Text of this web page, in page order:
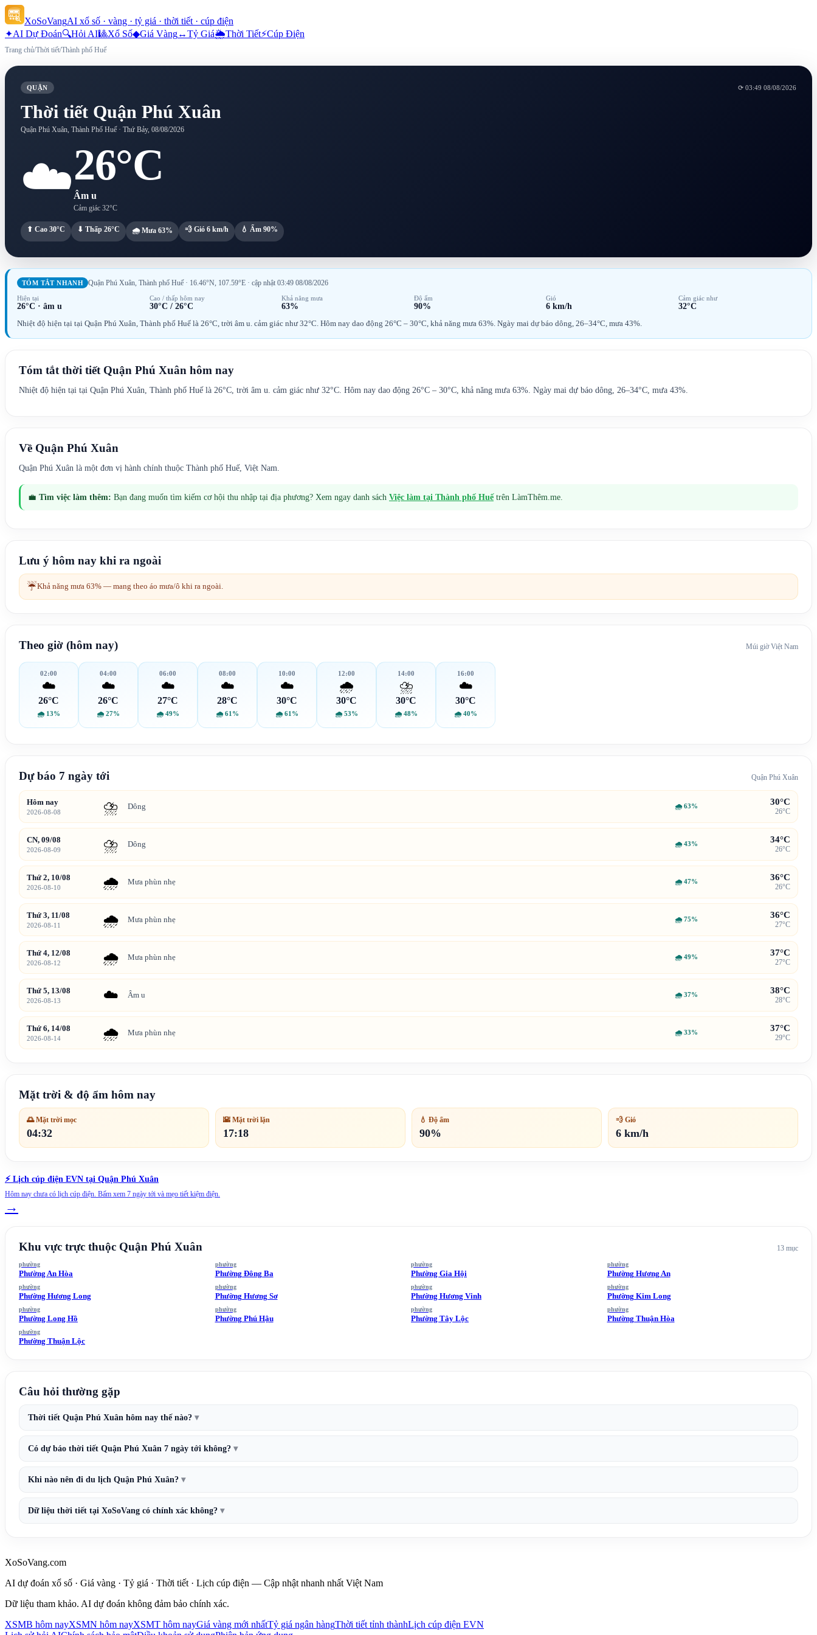
XoSoVangAI xổ số · vàng · tỷ giá · thời tiết · cúp điện
✦AI Dự Đoán🔍Hỏi AI🎱Xổ Số◆Giá Vàng↔Tỷ Giá🌦Thời Tiết⚡Cúp Điện
Trang chủ/Thời tiết/Thành phố Huế
QUẬN ⟳ 03:49 08/08/2026
Thời tiết Quận Phú Xuân
Quận Phú Xuân, Thành Phố Huế · Thứ Bảy, 08/08/2026
☁️26°C
Âm u
Cảm giác 32°C
⬆ Cao 30°C ⬇ Thấp 26°C 🌧 Mưa 63% 💨 Gió 6 km/h 💧 Ẩm 90%
TÓM TẮT NHANH Quận Phú Xuân, Thành phố Huế · 16.46°N, 107.59°E · cập nhật 03:49 08/08/2026
Hiện tại
26°C · âm u
Cao / thấp hôm nay
30°C / 26°C
Khả năng mưa
63%
Độ ẩm
90%
Gió
6 km/h
Cảm giác như
32°C
Nhiệt độ hiện tại tại Quận Phú Xuân, Thành phố Huế là 26°C, trời âm u. cảm giác như 32°C. Hôm nay dao động 26°C – 30°C, khả năng mưa 63%. Ngày mai dự báo dông, 26–34°C, mưa 43%.
Tóm tắt thời tiết Quận Phú Xuân hôm nay
Nhiệt độ hiện tại tại Quận Phú Xuân, Thành phố Huế là 26°C, trời âm u. cảm giác như 32°C. Hôm nay dao động 26°C – 30°C, khả năng mưa 63%. Ngày mai dự báo dông, 26–34°C, mưa 43%.
Về Quận Phú Xuân
Quận Phú Xuân là một đơn vị hành chính thuộc Thành phố Huế, Việt Nam.
💼 Tìm việc làm thêm: Bạn đang muốn tìm kiếm cơ hội thu nhập tại địa phương? Xem ngay danh sách Việc làm tại Thành phố Huế trên LàmThêm.me.
Lưu ý hôm nay khi ra ngoài
☔Khả năng mưa 63% — mang theo áo mưa/ô khi ra ngoài.
Theo giờ (hôm nay) Múi giờ Việt Nam
02:00
☁️
26°C
🌧 13%
04:00
☁️
26°C
🌧 27%
06:00
☁️
27°C
🌧 49%
08:00
☁️
28°C
🌧 61%
10:00
☁️
30°C
🌧 61%
12:00
🌧️
30°C
🌧 53%
14:00
⛈️
30°C
🌧 48%
16:00
☁️
30°C
🌧 40%
Dự báo 7 ngày tới Quận Phú Xuân
Hôm nay
2026-08-08 ⛈️ Dông 🌧 63% 30°C
26°C
CN, 09/08
2026-08-09 ⛈️ Dông 🌧 43% 34°C
26°C
Thứ 2, 10/08
2026-08-10 🌧️ Mưa phùn nhẹ 🌧 47% 36°C
26°C
Thứ 3, 11/08
2026-08-11 🌧️ Mưa phùn nhẹ 🌧 75% 36°C
27°C
Thứ 4, 12/08
2026-08-12 🌧️ Mưa phùn nhẹ 🌧 49% 37°C
27°C
Thứ 5, 13/08
2026-08-13 ☁️ Âm u 🌧 37% 38°C
28°C
Thứ 6, 14/08
2026-08-14 🌧️ Mưa phùn nhẹ 🌧 33% 37°C
29°C
Mặt trời & độ ẩm hôm nay
🌅 Mặt trời mọc
04:32
🌇 Mặt trời lặn
17:18
💧 Độ ẩm
90%
💨 Gió
6 km/h
⚡ Lịch cúp điện EVN tại Quận Phú Xuân
Hôm nay chưa có lịch cúp điện. Bấm xem 7 ngày tới và mẹo tiết kiệm điện.
→
Khu vực trực thuộc Quận Phú Xuân 13 mục
phường
Phường An Hòa
phường
Phường Đông Ba
phường
Phường Gia Hội
phường
Phường Hương An
phường
Phường Hương Long
phường
Phường Hương Sơ
phường
Phường Hương Vinh
phường
Phường Kim Long
phường
Phường Long Hồ
phường
Phường Phú Hậu
phường
Phường Tây Lộc
phường
Phường Thuận Hòa
phường
Phường Thuận Lộc
Câu hỏi thường gặp
Thời tiết Quận Phú Xuân hôm nay thế nào?
Có dự báo thời tiết Quận Phú Xuân 7 ngày tới không?
Khi nào nên đi du lịch Quận Phú Xuân?
Dữ liệu thời tiết tại XoSoVang có chính xác không?
XoSoVang.com
AI dự đoán xổ số · Giá vàng · Tỷ giá · Thời tiết · Lịch cúp điện — Cập nhật nhanh nhất Việt Nam
Dữ liệu tham khảo. AI dự đoán không đảm bảo chính xác.
XSMB hôm nayXSMN hôm nayXSMT hôm nayGiá vàng mới nhấtTỷ giá ngân hàngThời tiết tỉnh thànhLịch cúp điện EVN